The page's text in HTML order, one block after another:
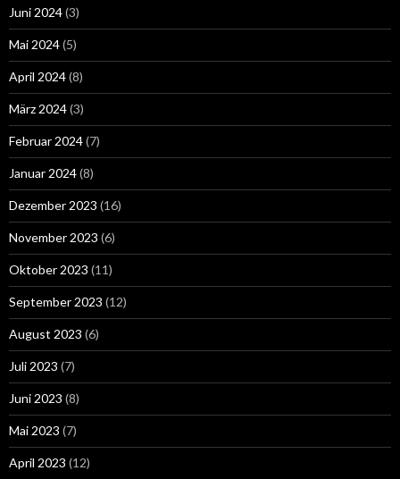
Juni 2024(3)
Mai 2024(5)
April 2024(8)
März 2024(3)
Februar 2024(7)
Januar 2024(8)
Dezember 2023 (16)
November 2023 (6)
Oktober 2023 (11)
September 2023 (12)
August 2023 (6)
Juli 2023 (7)
Juni 2023 (8)
Mai 2023 (7)
April 2023 (12)